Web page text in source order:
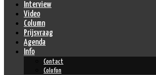
Interview
Video
Column
Prijsvraag
Agenda
Info
Contact
Colofon